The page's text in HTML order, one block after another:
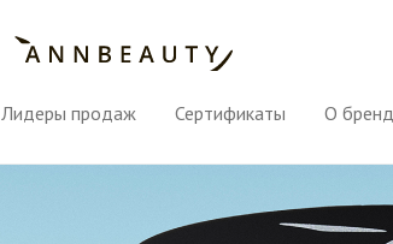
Лидеры продаж Сертификаты О